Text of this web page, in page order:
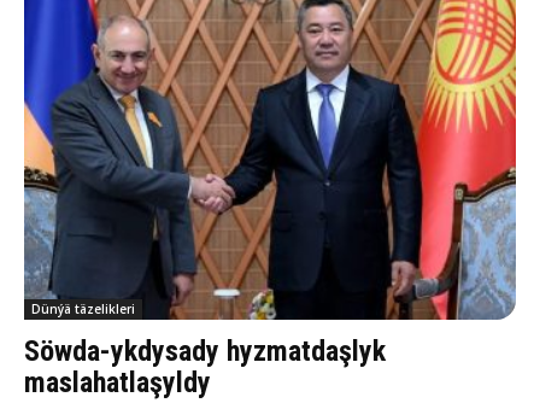
Dünýä täzelikleri
Söwda-ykdysady hyzmatdaşlyk
maslahatlaşyldy